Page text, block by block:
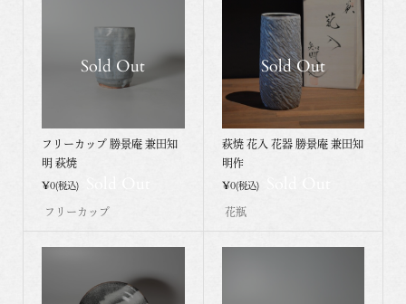
Sold Out
フリーカップ 勝景庵 兼田知
明 萩焼
¥0(税込)
フリーカップ
Sold Out
萩焼 花入 花器 勝景庵 兼田知
明作
¥0(税込)
花瓶